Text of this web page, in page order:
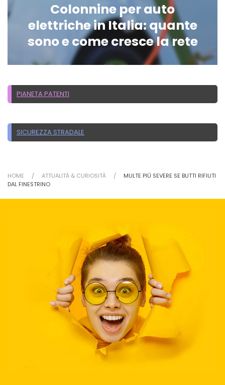
Colonnine per auto
elettriche in Italia: quante
sono e come cresce la rete
PIANETA PATENTI
SICUREZZA STRADALE
HOME ATTUALITÀ & CURIOSITÀ
MULTE PIÙ SEVERE SE BUTTI RIFIUTI
DAL FINESTRINO